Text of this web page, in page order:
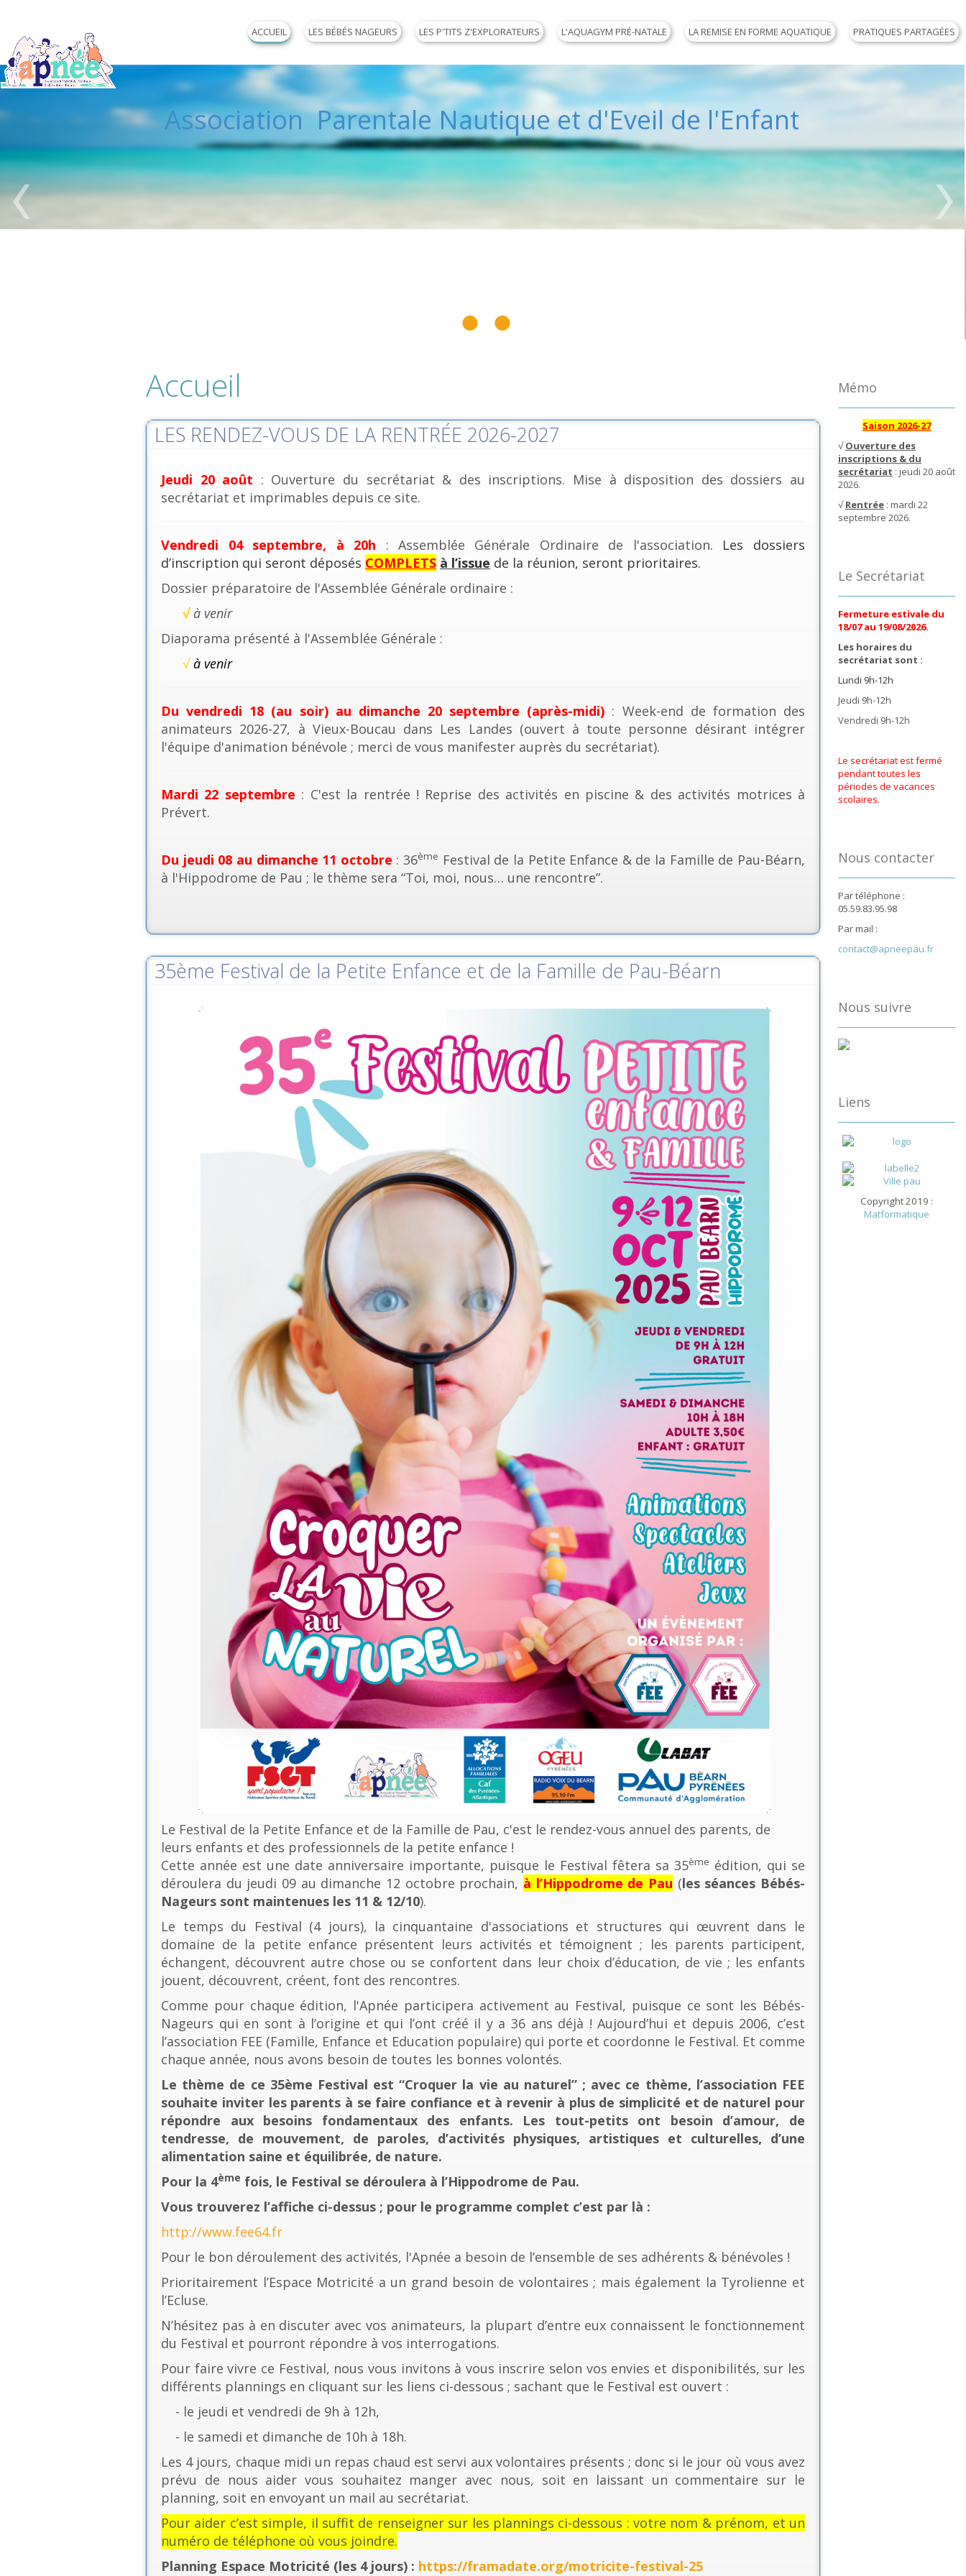
ACCUEIL LES BÉBÉS NAGEURS LES P'TITS Z'EXPLORATEURS L'AQUAGYM PRÉ-NATALE LA REMISE EN FORME AQUATIQUE PRATIQUES PARTAGÉES
Association Parentale Nautique et d'Eveil de l'Enfant
Accueil
LES RENDEZ-VOUS DE LA RENTRÉE 2026-2027
Jeudi 20 août : Ouverture du secrétariat & des inscriptions. Mise à disposition des dossiers au
secrétariat et imprimables depuis ce site.
Vendredi 04 septembre, à 20h : Assemblée Générale Ordinaire de l'association. Les dossiers
d’inscription qui seront déposés COMPLETS à l’issue de la réunion, seront prioritaires.
Dossier préparatoire de l'Assemblée Générale ordinaire :
√ à venir
Diaporama présenté à l'Assemblée Générale :
√à venir
Du vendredi 18 (au soir) au dimanche 20 septembre (après-midi) : Week-end de formation des
animateurs 2026-27, à Vieux-Boucau dans Les Landes (ouvert à toute personne désirant intégrer
l'équipe d'animation bénévole ; merci de vous manifester auprès du secrétariat).
Mardi 22 septembre : C'est la rentrée ! Reprise des activités en piscine & des activités motrices à
Prévert.
Du jeudi 08 au dimanche 11 octobre : 36ème Festival de la Petite Enfance & de la Famille de Pau-Béarn,
à l'Hippodrome de Pau ; le thème sera “Toi, moi, nous… une rencontre”.
35ème Festival de la Petite Enfance et de la Famille de Pau-Béarn
Le Festival de la Petite Enfance et de la Famille de Pau, c'est le rendez-vous annuel des parents, de
leurs enfants et des professionnels de la petite enfance !
Cette année est une date anniversaire importante, puisque le Festival fêtera sa 35ème édition, qui se
déroulera du jeudi 09 au dimanche 12 octobre prochain, à l’Hippodrome de Pau (les séances Bébés-
Nageurs sont maintenues les 11 & 12/10).
Le temps du Festival (4 jours), la cinquantaine d'associations et structures qui œuvrent dans le
domaine de la petite enfance présentent leurs activités et témoignent ; les parents participent,
échangent, découvrent autre chose ou se confortent dans leur choix d’éducation, de vie ; les enfants
jouent, découvrent, créent, font des rencontres.
Comme pour chaque édition, l'Apnée participera activement au Festival, puisque ce sont les Bébés-
Nageurs qui en sont à l’origine et qui l’ont créé il y a 36 ans déjà ! Aujourd’hui et depuis 2006, c’est
l’association FEE (Famille, Enfance et Education populaire) qui porte et coordonne le Festival. Et comme
chaque année, nous avons besoin de toutes les bonnes volontés.
Le thème de ce 35ème Festival est “Croquer la vie au naturel” ; avec ce thème, l’association FEE
souhaite inviter les parents à se faire confiance et à revenir à plus de simplicité et de naturel pour
répondre aux besoins fondamentaux des enfants. Les tout-petits ont besoin d’amour, de
tendresse, de mouvement, de paroles, d’activités physiques, artistiques et culturelles, d’une
alimentation saine et équilibrée, de nature.
Pour la 4ème fois, le Festival se déroulera à l’Hippodrome de Pau.
Vous trouverez l’affiche ci-dessus ; pour le programme complet c’est par là :
http://www.fee64.fr
Pour le bon déroulement des activités, l'Apnée a besoin de l’ensemble de ses adhérents & bénévoles !
Prioritairement l’Espace Motricité a un grand besoin de volontaires ; mais également la Tyrolienne et
l’Ecluse.
N’hésitez pas à en discuter avec vos animateurs, la plupart d’entre eux connaissent le fonctionnement
du Festival et pourront répondre à vos interrogations.
Pour faire vivre ce Festival, nous vous invitons à vous inscrire selon vos envies et disponibilités, sur les
différents plannings en cliquant sur les liens ci-dessous ; sachant que le Festival est ouvert :
- le jeudi et vendredi de 9h à 12h,
- le samedi et dimanche de 10h à 18h.
Les 4 jours, chaque midi un repas chaud est servi aux volontaires présents ; donc si le jour où vous avez
prévu de nous aider vous souhaitez manger avec nous, soit en laissant un commentaire sur le
planning, soit en envoyant un mail au secrétariat.
Pour aider c’est simple, il suffit de renseigner sur les plannings ci-dessous : votre nom & prénom, et un
numéro de téléphone où vous joindre.
Planning Espace Motricité (les 4 jours) : https://framadate.org/motricite-festival-25
Mémo
Saison 2026-27
√Ouverture des
inscriptions & du
secrétariat : jeudi 20 août
2026.
√Rentrée: mardi 22
septembre 2026.
Le Secrétariat
Fermeture estivale du
18/07 au 19/08/2026.
Les horaires du
secrétariat sont :
Lundi 9h-12h
Jeudi 9h-12h
Vendredi 9h-12h
Le secrétariat est fermé
pendant toutes les
périodes de vacances
scolaires.
Nous contacter
Par téléphone :
05.59.83.95.98
Par mail :
contact@apneepau.fr
Nous suivre
Liens
Copyright 2019 :
Matformatique